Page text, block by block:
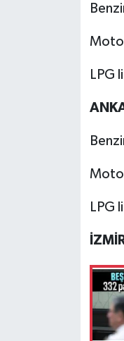
LPG
LPG